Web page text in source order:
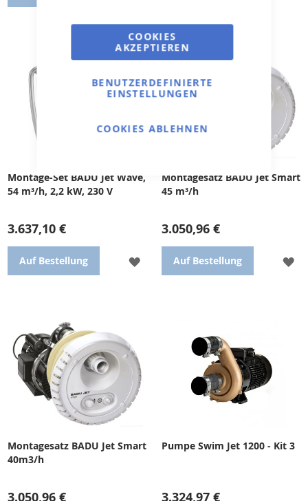
COOKIES
AKZEPTIEREN
BENUTZERDEFINIERTE
EINSTELLUNGEN
COOKIES ABLEHNEN
HINZUFÜGEN
Zubehör für Gegenstrom-
BADU JET Wave
Automatische
Gegenstromanlage BADU Jet
Wave 58/54m³/h, 400/230V.
Montage-Set BADU Jet Wave,
54 m³/h, 2,2 kW, 230 V
3.637,10 €
Auf Bestellung
ZUR
Gegenstromanlage BADU Jet
Wave 54m3/Std, 230V.
Montagesatz BADU Jet Smart
45 m³/h
3.050,96 €
Auf Bestellung
Montagesatz BADU Jet Smart
40m3/h
3.050,96 €
Pumpe Swim Jet 1200 - Kit 3
3.324,97 €